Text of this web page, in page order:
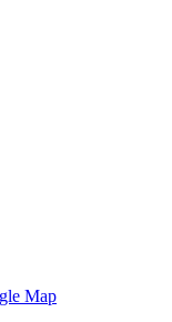
Map